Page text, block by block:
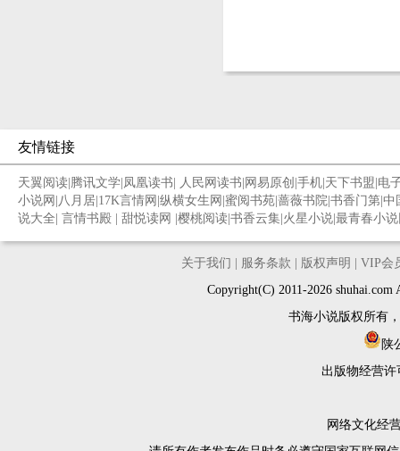
友情链接
天翼阅读 腾讯文学 凤凰读书 人民网读书 网易原创 手机 天下书盟 电
小说网 八月居 17K言情网 纵横女生网 蜜阅书苑 蔷薇书院 书香门第 中
说大全 言情书殿 甜悦读网 樱桃阅读 书香云集 火星小说 最青春小
关于我们 服务条款 版权声明
VIP会
Copyright(C) 2011-2026
书海小说版权所有
陕
出版物经营许
网络文化经